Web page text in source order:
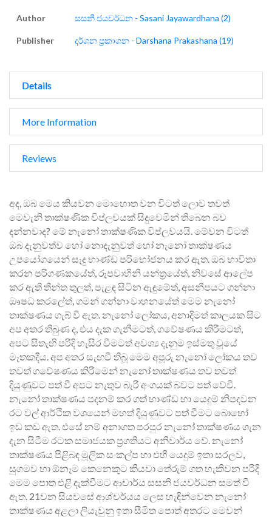
Author සසනි ජයවර්ධන - Sasani Jayawardhana (2)
Publisher දර්ශන ප්‍රකාශන - Darshana Prakashana (19)
Details
More Information
Reviews
අද, ඔබ මෙය කියවන මොහොත වන විටත් ලොව තවත්
මෙවැනි තාක්ෂණික විප්ලවයක් සිදුවෙමින් තිබෙන බව
දන්නවාද? මේ නැනෝ තාක්ෂණික විප්ලවයයි. මේවන විටත්
ඔබ දැනුවත්ව හෝ නොදැනුවත් හෝ නැනෝ තාක්ෂණය
උපයෝගයෙන් සෑදු භාණ්ඩ පරිභෝජනය කර ඇත. ඔබ භාවිතා
කරන පරිගණකයේත්, රූපවාහිනි යන්ත්‍රයේත්, නිවසේ ආලේප
කර ඇති තීන්ත තුලත්, පැළඳ සිටින ඇඳුමේත්, අසනීපයට ගන්නා
ඖෂධ කරලේත්, ගමන් ගන්නා වාහනයේත් මෙම නැනෝ
තාක්ෂණය ගැබ් වී ඇත. නැනෝ ලෝකය, අනාදිමත් කාලයක සිට
අප අතර තිබුණ ද, එය දැක ගැනීමටත්, ගවේෂණය කිරීමටත්,
අපට සිතැඟි පරිදි හැසිර වීමටත් අවශ්‍ය දැනුම ඉස්මතු වූයේ
මෑතකදීය. අප අතර සැඟවී තිබූ මෙම අපූරු නැනෝ ලෝකය තව
තවත් ගවේෂණය කිරීමෙන් නැනෝ තාක්ෂණය තව තවත්
දියුණුවට පත් වී අපට නැතුව බැරි අංගයක් බවට පත් වේවි.
නැනෝ තාක්ෂණය පදනම් කර ගත් භාණ්ඩ හා යෙදුම් නිපදවන
රට වල් ආර්ථික වශයෙන් මහත් දියුණුවට පත් වීමට බොහෝ
ඉඩ කඩ ඇත. එසේ නම් අනාගත පරපුර නැනෝ තාක්ෂණය ගැන
දැන සිටීම රටක සමාජයක ප්‍රගතියට අනිවාර්ය වේ. නැනෝ
තාක්ෂණය පිළිබඳ මූලික සංකල්ප හා එහි යෙදුම් ඉතා සරලව,
සුගමව හා ඕනෑම කෙනෙකුට කියවා තේරුම් ගත හැකිවන පරිදි
මෙම පොත එළි දැක්වීමට ආචාර්ය සසනි ජයවර්ධන සමත් වී
ඇත. 21වන සියවසේ ආශ්චර්යය ලෙස හැඳින්වෙන නැනෝ
තාක්ෂණය අළලා ලියැවුනු ඉතා සීමිත පොත් අතරට මෙවන්